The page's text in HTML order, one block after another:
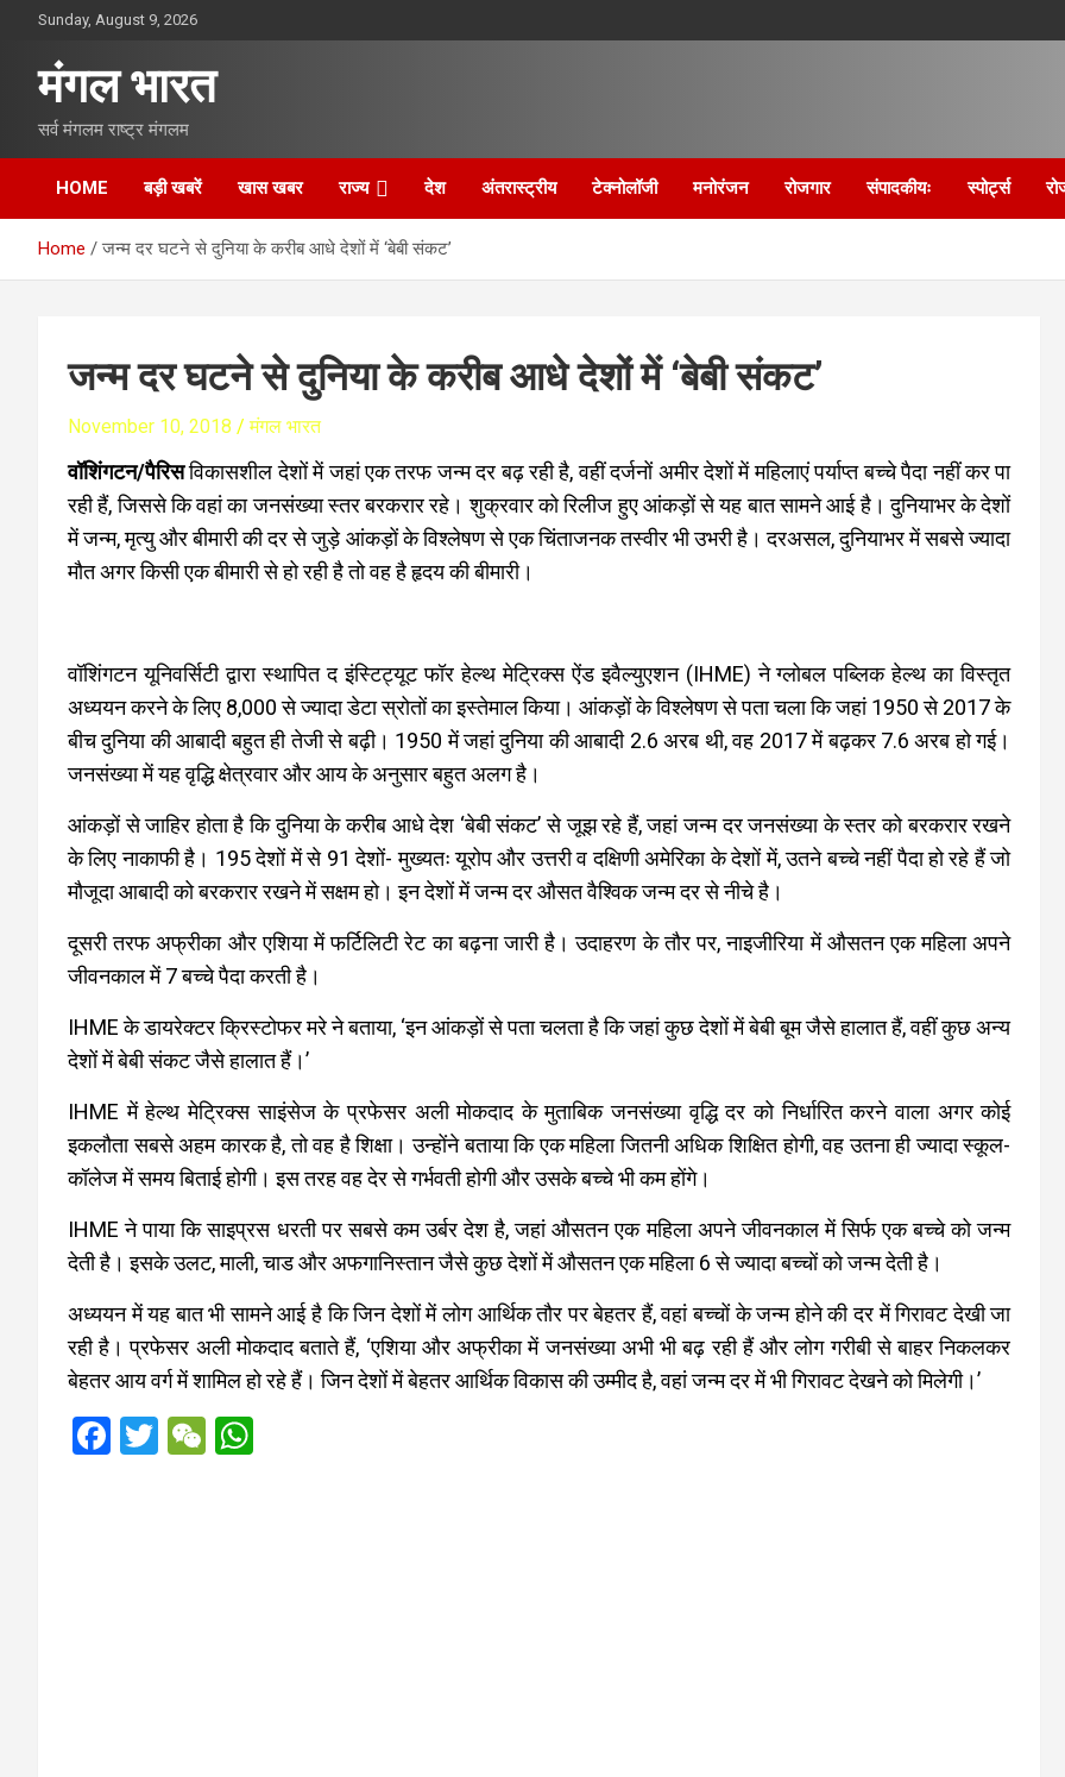
c
n
Sunday, August 9, 2026
मंगल भारत
सर्व मंगलम राष्ट्र मंगलम
HOME बड़ी खबरें खास खबर राज्य देश अंतरास्ट्रीय टेक्नोलॉजी मनोरंजन रोजगार संपादकीयः स्पोर्ट्स
Home जन्म दर घटने से दुनिया के करीब आधे देशों में ‘बेबी संकट’
जन्म दर घटने से दुनिया के करीब आधे देशों में ‘बेबी संकट’
November 10, 2018 मंगल भारत
वॉशिंगटन/पैरिसविकासशील देशों में जहां एक तरफ जन्म दर बढ़ रही है, वहीं दर्जनों अमीर देशों में महिलाएं पर्याप्त बच्चे पैदा नहीं कर पा
रही हैं, जिससे कि वहां का जनसंख्या स्तर बरकरार रहे। शुक्रवार को रिलीज हुए आंकड़ों से यह बात सामने आई है। दुनियाभर के देशों
में जन्म, मृत्यु और बीमारी की दर से जुड़े आंकड़ों के विश्लेषण से एक चिंताजनक तस्वीर भी उभरी है। दरअसल, दुनियाभर में सबसे ज्यादा
मौत अगर किसी एक बीमारी से हो रही है तो वह है हृदय की बीमारी।
वॉशिंगटन यूनिवर्सिटी द्वारा स्थापित द इंस्टिट्यूट फॉर हेल्थ मेट्रिक्स ऐंड इवैल्युएशन (IHME) ने ग्लोबल पब्लिक हेल्थ का विस्तृत
अध्ययन करने के लिए 8,000 से ज्यादा डेटा स्रोतों का इस्तेमाल किया। आंकड़ों के विश्लेषण से पता चला कि जहां 1950 से 2017 के
बीच दुनिया की आबादी बहुत ही तेजी से बढ़ी। 1950 में जहां दुनिया की आबादी 2.6 अरब थी, वह 2017 में बढ़कर 7.6 अरब हो गई।
जनसंख्या में यह वृद्धि क्षेत्रवार और आय के अनुसार बहुत अलग है।
आंकड़ों से जाहिर होता है कि दुनिया के करीब आधे देश ‘बेबी संकट’ से जूझ रहे हैं, जहां जन्म दर जनसंख्या के स्तर को बरकरार रखने
के लिए नाकाफी है। 195 देशों में से 91 देशों- मुख्यतः यूरोप और उत्तरी व दक्षिणी अमेरिका के देशों में, उतने बच्चे नहीं पैदा हो रहे हैं जो
मौजूदा आबादी को बरकरार रखने में सक्षम हो। इन देशों में जन्म दर औसत वैश्विक जन्म दर से नीचे है।
दूसरी तरफ अफ्रीका और एशिया में फर्टिलिटी रेट का बढ़ना जारी है। उदाहरण के तौर पर, नाइजीरिया में औसतन एक महिला अपने
जीवनकाल में 7 बच्चे पैदा करती है।
IHME के डायरेक्टर क्रिस्टोफर मरे ने बताया, ‘इन आंकड़ों से पता चलता है कि जहां कुछ देशों में बेबी बूम जैसे हालात हैं, वहीं कुछ अन्य
देशों में बेबी संकट जैसे हालात हैं।’
IHME में हेल्थ मेट्रिक्स साइंसेज के प्रफेसर अली मोकदाद के मुताबिक जनसंख्या वृद्धि दर को निर्धारित करने वाला अगर कोई
इकलौता सबसे अहम कारक है, तो वह है शिक्षा। उन्होंने बताया कि एक महिला जितनी अधिक शिक्षित होगी, वह उतना ही ज्यादा स्कूल-
कॉलेज में समय बिताई होगी। इस तरह वह देर से गर्भवती होगी और उसके बच्चे भी कम होंगे।
IHME ने पाया कि साइप्रस धरती पर सबसे कम उर्बर देश है, जहां औसतन एक महिला अपने जीवनकाल में सिर्फ एक बच्चे को जन्म
देती है। इसके उलट, माली, चाड और अफगानिस्तान जैसे कुछ देशों में औसतन एक महिला 6 से ज्यादा बच्चों को जन्म देती है।
अध्ययन में यह बात भी सामने आई है कि जिन देशों में लोग आर्थिक तौर पर बेहतर हैं, वहां बच्चों के जन्म होने की दर में गिरावट देखी जा
रही है। प्रफेसर अली मोकदाद बताते हैं, ‘एशिया और अफ्रीका में जनसंख्या अभी भी बढ़ रही हैं और लोग गरीबी से बाहर निकलकर
बेहतर आय वर्ग में शामिल हो रहे हैं। जिन देशों में बेहतर आर्थिक विकास की उम्मीद है, वहां जन्म दर में भी गिरावट देखने को मिलेगी।’
F
T
W